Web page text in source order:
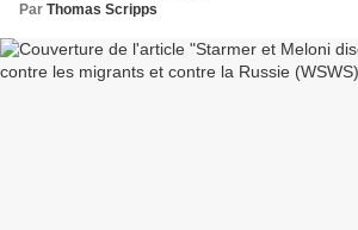
Par Thomas Scripps